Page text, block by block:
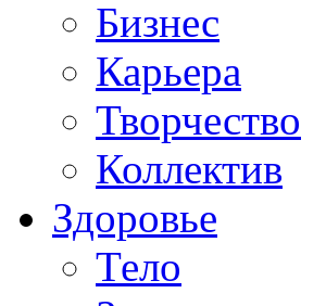
Бизнес
Карьера
Творчество
Коллектив
Здоровье
Тело